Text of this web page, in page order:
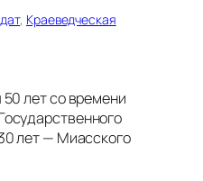
, Краеведческая
лет со времени
лет — Миасского